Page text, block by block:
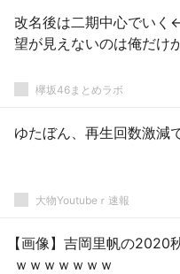
改名後は二期中心でいく
望が見えないのは俺だけ
欅坂46まとめラボ
ゆたぼん、再生回数激減
大物Youtubeｒ速報
【画像】吉岡里帆の2020
ｗｗｗｗｗｗｗ